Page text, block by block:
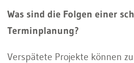
Was sind die Folgen einer
Terminplanung?
Verspätete Projekte können